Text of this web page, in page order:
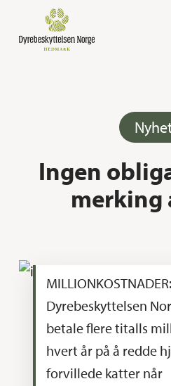
Ingen
merking
MILLIONKOSTNADER:
Dyrebeskyttelsen
betale flere titalls
hvert år på å redde
forvillede katter når